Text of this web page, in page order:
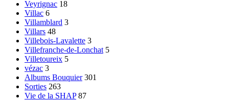
Veyrignac 18
Villac 6
Villamblard 3
Villars 48
Villebois-Lavalette 3
Villefranche-de-Lonchat 5
Villetoureix 5
vézac 3
Albums Bouquier 301
Sorties 263
Vie de la SHAP 87